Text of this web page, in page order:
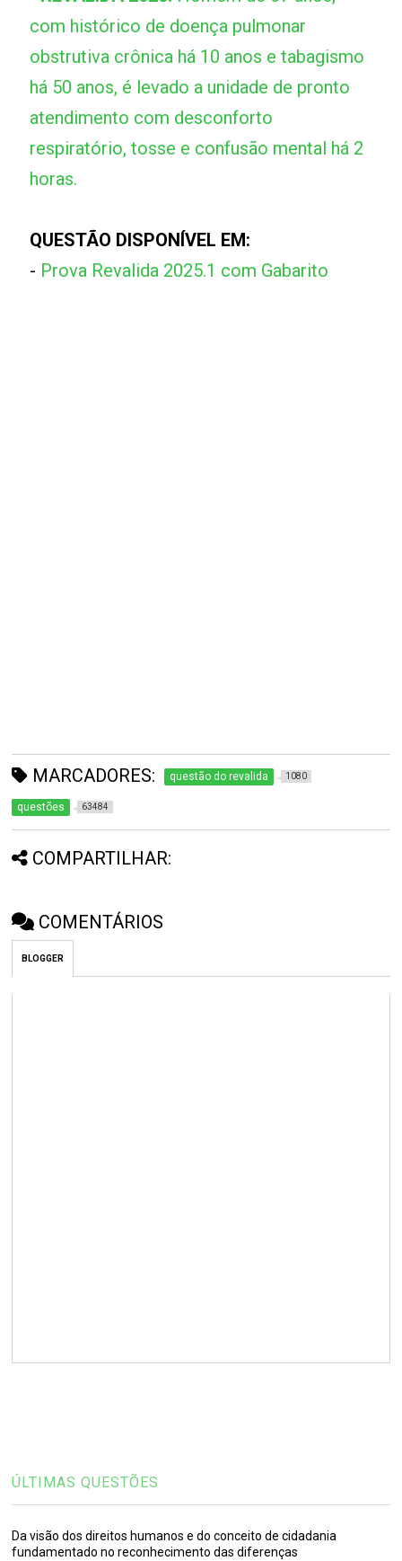
com histórico de doença pulmonar
obstrutiva crônica há 10 anos e tabagismo
há 50 anos, é levado a unidade de pronto
atendimento com desconforto
respiratório, tosse e confusão mental há 2
horas.
QUESTÃO DISPONÍVEL EM:
- Prova Revalida 2025.1 com Gabarito
MARCADORES: questão do revalida 1080
questões 63484
COMPARTILHAR:
COMENTÁRIOS
BLOGGER
ÚLTIMAS QUESTÕES
Da visão dos direitos humanos e do conceito de cidadania
fundamentado no reconhecimento das diferenças